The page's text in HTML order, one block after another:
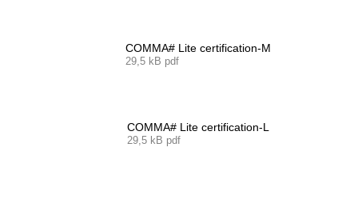
COMMA# Lite certification-M
29,5 kB pdf
COMMA# Lite certification-L
29,5 kB pdf